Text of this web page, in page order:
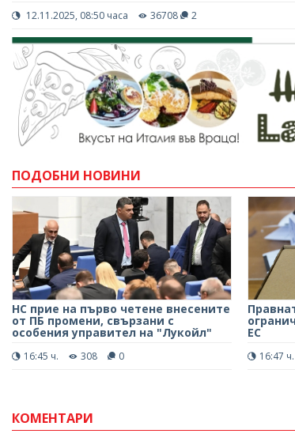
12.11.2025, 08:50 часа 36708 2
ПОДОБНИ НОВИНИ
НС прие на първо четене внесените
от ПБ промени, свързани с
особения управител на "Лукойл"
16:45 ч. 308 0
ЕС
16:47 ч.
КОМЕНТАРИ